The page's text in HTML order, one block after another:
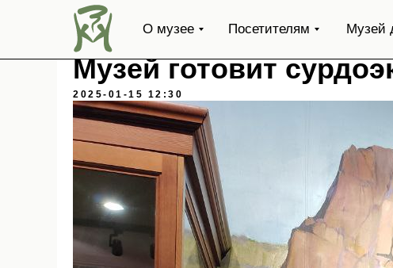
О музее Посетителям Музей
Музей готовит
2025-01-15 12:30